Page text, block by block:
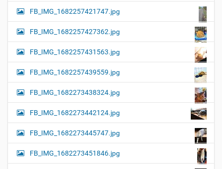
FB_IMG_1682257421747.jpg
FB_IMG_1682257427362.jpg
FB_IMG_1682257431563.jpg
FB_IMG_1682257439559.jpg
FB_IMG_1682273438324.jpg
FB_IMG_1682273442124.jpg
FB_IMG_1682273445747.jpg
FB_IMG_1682273451846.jpg